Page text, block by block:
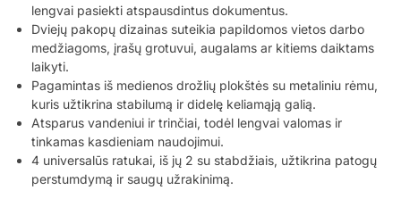
lengvai pasiekti atspausdintus dokumentus.
Dviejų pakopų dizainas suteikia papildomos vietos darbo
medžiagoms, įrašų grotuvui, augalams ar kitiems daiktams
laikyti.
Pagamintas iš medienos drožlių plokštės su metaliniu rėmu,
kuris užtikrina stabilumą ir didelę keliamąją galią.
Atsparus vandeniui ir trinčiai, todėl lengvai valomas ir
tinkamas kasdieniam naudojimui.
4 universalūs ratukai, iš jų 2 su stabdžiais, užtikrina patogų
perstumdymą ir saugų užrakinimą.